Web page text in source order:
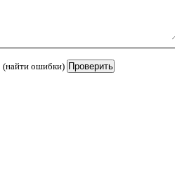
(найти ошибки)